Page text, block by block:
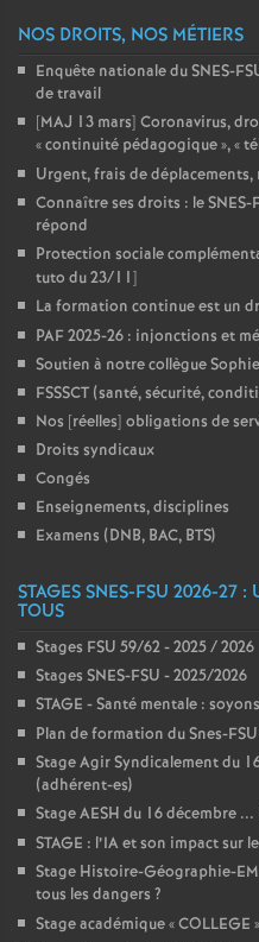
NOS DROITS, NOS MÉTIERS
Enquête nationale du SNES-
de travail
[MAJ 13 mars] Coronavirus,
«continuité pédagogique», «
Urgent, frais de
Connaître ses droits : le SNES-
répond
Protection sociale
tuto du 23/11]
La formation continue est un
PAF 2025-26 : injonctions et
Soutien à notre collègue
FSSSCT (santé, sécurité,
Nos [réelles] obligations de
Droits syndicaux
Congés
Enseignements, disciplines
Examens (DNB, BAC, BTS)
STAGES SNES-FSU 2026-27
TOUS
Stages FSU 59/62 - 2025 / 2026
Stages SNES-FSU - 2025/2026
STAGE - Santé mentale :
Plan de formation du Snes-
Stage Agir Syndicalement du
(adhérent-es)
Stage AESH du 16 décembre
STAGE : l’IA et son impact sur
Stage Histoire-Géographie-
tous les dangers ?
Stage académique «COLLEGE